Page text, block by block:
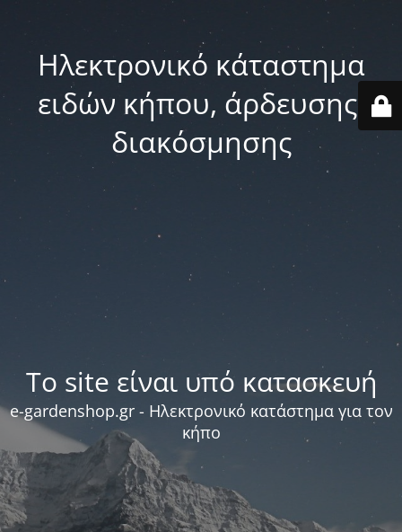
Ηλεκτρονικό κάταστημα
ειδών κήπου, άρδευσης,
διακόσμησης
Το site είναι υπό κατασκευή
e-gardenshop.gr - Ηλεκτρονικό κατάστημα για τον
κήπο